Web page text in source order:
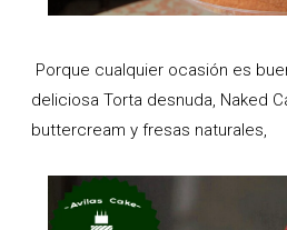
Porque cualquier ocasión es
deliciosa Torta desnuda, Naked
buttercream y fresas naturales,